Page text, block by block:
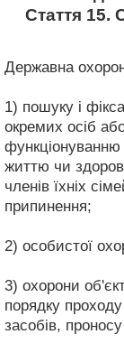
Стаття 15.
Державна
1) пошуку і
окремих осіб
функціонуванню
життю чи
членів їхніх
припинення;
2) особистої
3) охорони
порядку
засобів,